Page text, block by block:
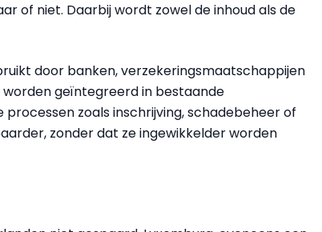
of niet. Daarbij wordt zowel de inhoud als de
door banken, verzekeringsmaatschappijen
worden geïntegreerd in bestaande
zoals inschrijving, schadebeheer of
zonder dat ze ingewikkelder worden